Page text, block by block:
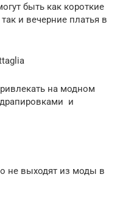
быть как короткие
и вечерние платья в
на модном
и
не выходят из моды в